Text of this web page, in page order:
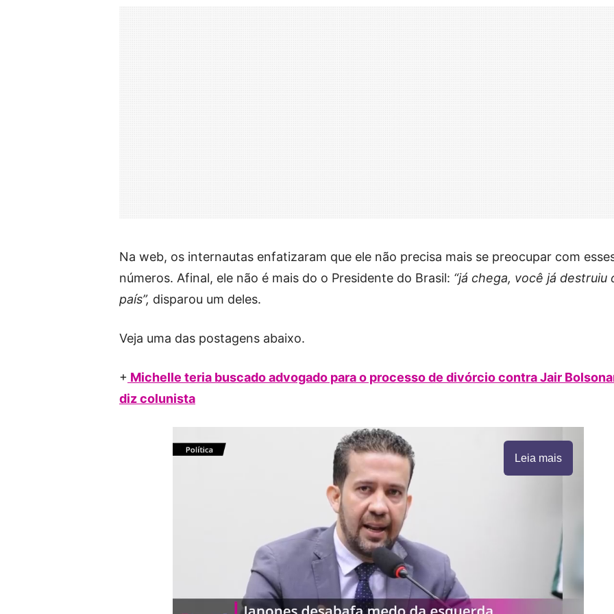
Na web, os internautas enfatizaram que ele não precisa mais se preocupar com
números. Afinal, ele não é mais do o Presidente do Brasil: “já chega, você já destruiu
país”, disparou um deles.
Veja uma das postagens abaixo.
+ Michelle teria buscado advogado para o processo de divórcio contra Jair
diz colunista
Leia mais